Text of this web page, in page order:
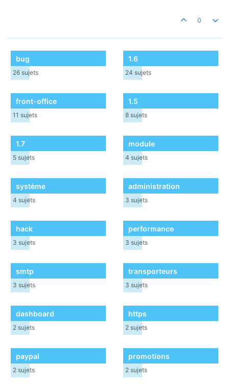
0
bug
26 sujets
1.6
24 sujets
front-office
11 sujets
1.5
8 sujets
1.7
5 sujets
module
4 sujets
système
4 sujets
administration
3 sujets
hack
3 sujets
performance
3 sujets
smtp
3 sujets
transporteurs
3 sujets
dashboard
2 sujets
https
2 sujets
paypal
2 sujets
promotions
2 sujets